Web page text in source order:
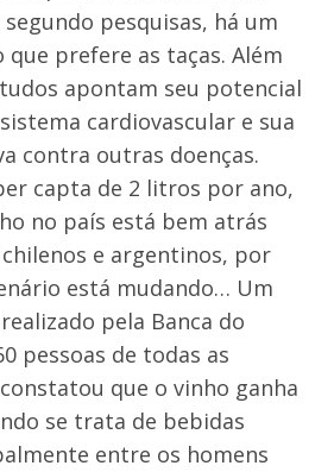
pesquisas, há um
prefere as taças. Além
apontam seu potencial
cardiovascular e sua
contra outras doenças.
capta de 2 litros por ano,
no país está bem atrás
e argentinos, por
está mudando… Um
pela Banca do
pessoas de todas as
que o vinho ganha
se trata de bebidas
entre os homens